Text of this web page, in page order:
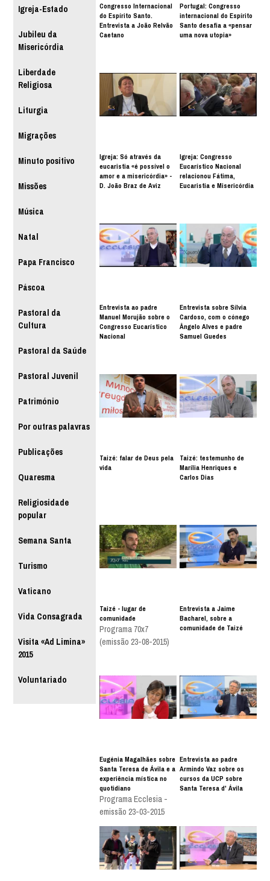
Igreja-Estado
Jubileu da
Misericórdia
Liberdade
Religiosa
Liturgia
Migrações
Minuto positivo
Missões
Música
Natal
Papa Francisco
Páscoa
Pastoral da
Cultura
Pastoral da Saúde
Pastoral Juvenil
Património
Por outras palavras
Publicações
Quaresma
Religiosidade
popular
Semana Santa
Turismo
Vaticano
Vida Consagrada
Visita «Ad Limina»
2015
Voluntariado
Congresso Internacional
do Espírito Santo.
Entrevista a João Relvão
Caetano
Portugal: Congresso
internacional do Espírito
Santo desafia a «pensar
uma nova utopia»
Igreja: Só através da
eucaristia «é possível o
amor e a misericórdia» -
D. João Braz de Aviz
Igreja: Congresso
Eucarístico Nacional
relacionou Fátima,
Eucaristia e Misericórdia
Entrevista ao padre
Manuel Morujão sobre o
Congresso Eucarístico
Nacional
Entrevista sobre Sílvia
Cardoso, com o cónego
Ângelo Alves e padre
Samuel Guedes
Taizé: falar de Deus pela
vida
Taizé: testemunho de
Marília Henriques e
Carlos Dias
Taizé - lugar de
comunidade
Programa 70x7
(emissão 23-08-2015)
Entrevista a Jaime
Bacharel, sobre a
comunidade de Taizé
Eugénia Magalhães sobre
Santa Teresa de Ávila e a
experiência mística no
quotidiano
Programa Ecclesia -
emissão 23-03-2015
Entrevista ao padre
Armindo Vaz sobre os
cursos da UCP sobre
Santa Teresa d' Ávila